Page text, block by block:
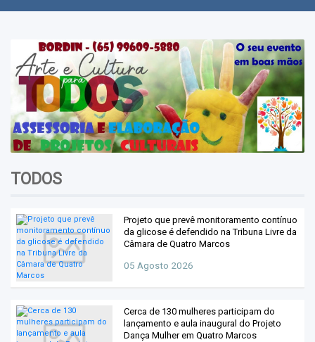
Regional
Variedades
Videos
TODOS
Projeto que prevê monitoramento contínuo
da glicose é defendido na Tribuna Livre da
Câmara de Quatro Marcos
05 Agosto 2026
Cerca de 130 mulheres participam do
lançamento e aula inaugural do Projeto
Dança Mulher em Quatro Marcos